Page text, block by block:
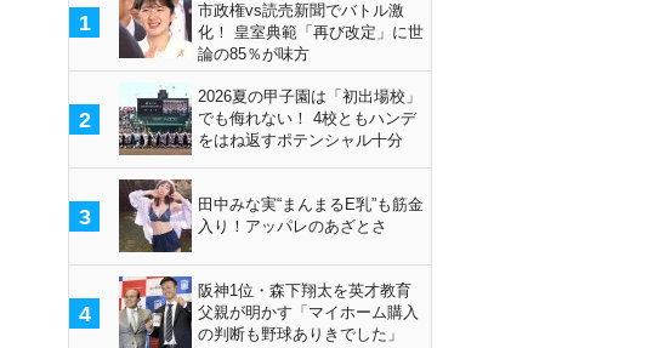
1
市政権vs読売新聞でバトル激
化！ 皇室典範「再び改定」に世
論の85％が味方
2
2026夏の甲子園は「初出場校」
でも侮れない！ 4校ともハンデ
をはね返すポテンシャル十分
3
田中みな実“まんまるE乳”も筋金
入り！アッパレのあざとさ
4
阪神1位・森下翔太を英才教育
父親が明かす「マイホーム購入
の判断も野球ありきでした」